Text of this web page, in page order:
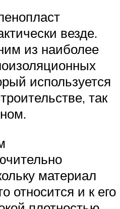
везде.
из наиболее
используется
так
материал
относится и к его